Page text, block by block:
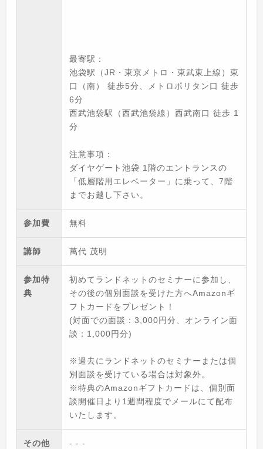
最寄駅：
池袋駅（JR・東京メトロ・東武東上線）東
口（南） 徒歩5分、メトロポリタン口 徒歩
6分
西武池袋駅（西武池袋線）西武南口 徒歩 1
分
注意事項：
ダイヤゲート池袋 1階のエントランスの
「低層階用エレベーター」に乗って、7階
までお越し下さい。
参加費 無料
講師 萬代 茂明
参加特
典
初めてランドネットのセミナーに参加し、
その後の個別面談を受けた方へAmazonギ
フトカードをプレゼント！
(対面での面談：3,000円分、オンライン面
談：1,000円分)
※過去にランドネットのセミナーまたは個
別面談を受けている場合は対象外。
※特典のAmazonギフトカードは、個別面
談開催日より1週間程度でメールにて配布
いたします。
その他 - - -